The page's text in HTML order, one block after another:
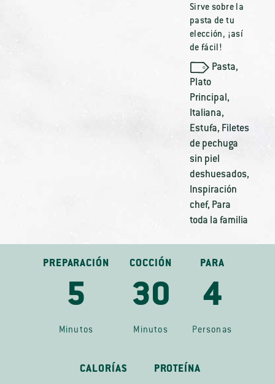
Sirve sobre la
pasta de tu
elección, ¡así
de fácil!
Pasta,
Plato
Principal,
Italiana,
Estufa, Filetes
de pechuga
sin piel
deshuesados,
Inspiración
chef, Para
toda la familia
PREPARACIÓN
5
Minutos
COCCIÓN
30
Minutos
PARA
4
Personas
CALORÍAS PROTEÍNA